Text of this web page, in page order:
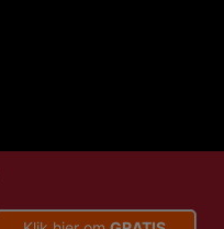
voorbehouden